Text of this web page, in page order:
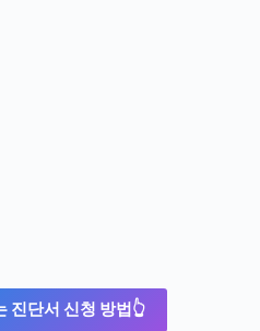
진단서 신청 방법👆